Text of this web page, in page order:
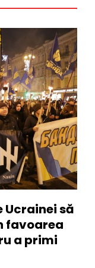
Ucrainei să
favoarea
a primi